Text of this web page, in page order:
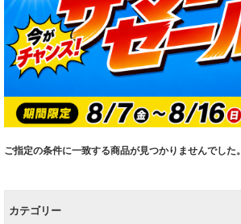
ご指定の条件に一致する商品が見つかりませんでした。
カテゴリー